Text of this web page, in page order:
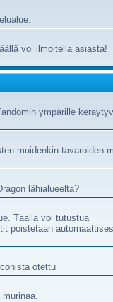
voi ilmoitella asiasta!
ympärille
muidenkin tavaroiden
lähialueelta?
Täällä voi tutustua
poistetaan
otettu